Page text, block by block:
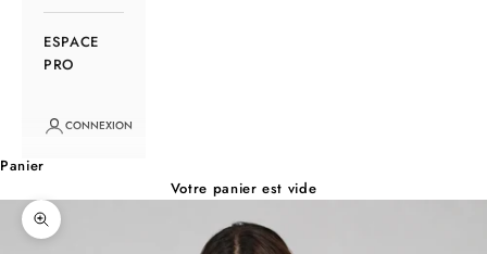
ESPACE
PRO
CONNEXION
Panier
Votre panier est vide
Zoomer sur l'image